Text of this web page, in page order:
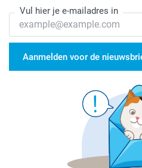
Vul hier je e-mailadres in
Aanmelden voor de